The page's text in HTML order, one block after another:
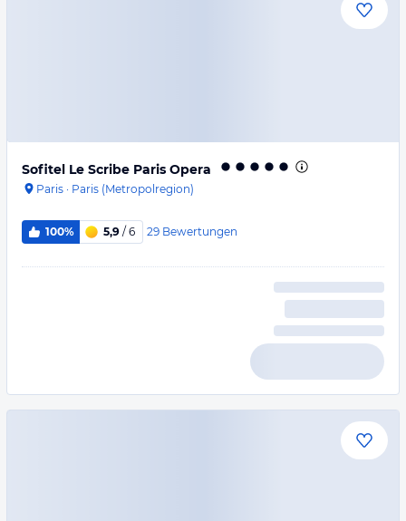
Sofitel Le Scribe Paris Opera
Paris · Paris (Metropolregion)
100% 5,9 / 6 29 Bewertungen